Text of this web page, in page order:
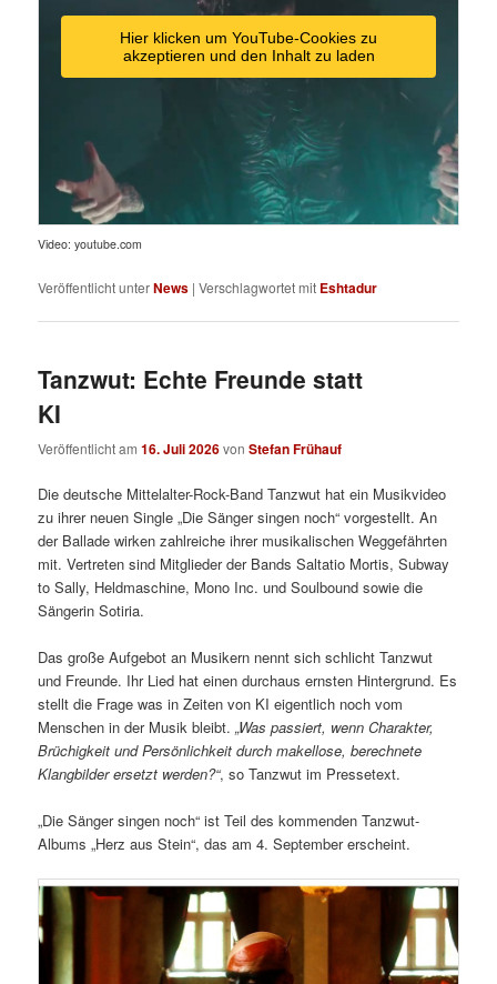
Hier klicken um YouTube-Cookies zu
akzeptieren und den Inhalt zu laden
Video: youtube.com
Veröffentlicht unterNews |Verschlagwortet mit Eshtadur
Tanzwut: Echte Freunde statt
KI
Veröffentlicht am16. Juli 2026vonStefan Frühauf
Die deutsche Mittelalter-Rock-Band Tanzwut hat ein Musikvideo
zu ihrer neuen Single „Die Sänger singen noch“ vorgestellt. An
der Ballade wirken zahlreiche ihrer musikalischen Weggefährten
mit. Vertreten sind Mitglieder der Bands Saltatio Mortis, Subway
to Sally, Heldmaschine, Mono Inc. und Soulbound sowie die
Sängerin Sotiria.
Das große Aufgebot an Musikern nennt sich schlicht Tanzwut
und Freunde. Ihr Lied hat einen durchaus ernsten Hintergrund. Es
stellt die Frage was in Zeiten von KI eigentlich noch vom
Menschen in der Musik bleibt.„Was passiert, wenn Charakter,
Brüchigkeit und Persönlichkeit durch makellose, berechnete
Klangbilder ersetzt werden?“, so Tanzwut im Pressetext.
„Die Sänger singen noch“ ist Teil des kommenden Tanzwut-
Albums „Herz aus Stein“, das am 4. September erscheint.